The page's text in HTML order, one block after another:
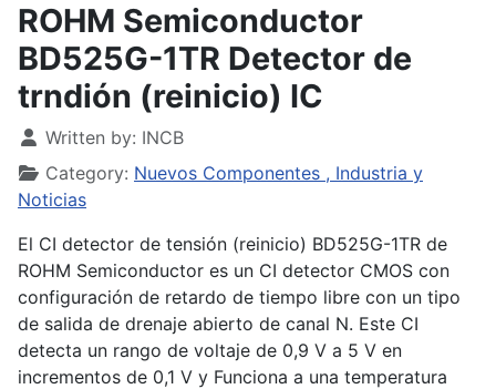
ROHM Semiconductor
BD525G-1TR Detector de
trndión (reinicio) IC
Details
Written by: INCB
Category: Nuevos Componentes , Industria y
Noticias
El CI detector de tensión (reinicio) BD525G-1TR de
ROHM Semiconductor es un CI detector CMOS con
configuración de retardo de tiempo libre con un tipo
de salida de drenaje abierto de canal N. Este CI
detecta un rango de voltaje de 0,9 V a 5 V en
incrementos de 0,1 V y Funciona a una temperatura